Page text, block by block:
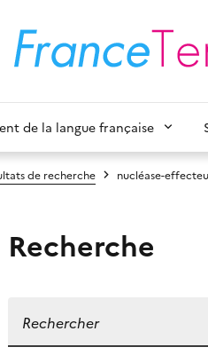
de la langue française
de recherche nucléase-
Recherche